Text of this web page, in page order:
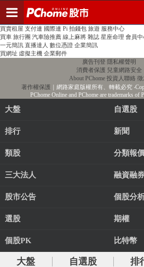
PChome首頁 線上購物 24h購物 書店
買賣租屋 支付連 國際連 Pi 拍錢包 旅遊 服務中心
買車 旅行團 汽車險推薦 線上麻將 雜誌 星座命理 會員
一元簡訊 直播達人 數位憑證 企業簡訊
買網址 虛擬主機 企業郵件
廣告刊登 隱私權聲明
消費者保護 兒童網路安全
About PChome 投資人聯絡
著作權保護 ｜網路家庭版權所有、轉載必究
PChome Online and PChome are trademarks of
大盤 自選股
排行 新聞
類股 分類報
三大法人 融資融
股市公告 個股分
選股 期權
個股PK 比特幣
大盤 自選股 排